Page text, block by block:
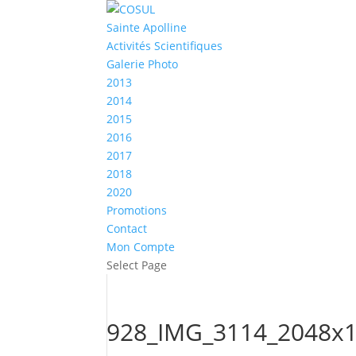
Sainte Apolline
Activités Scientifiques
Galerie Photo
2013
2014
2015
2016
2017
2018
2020
Promotions
Contact
Mon Compte
Select Page